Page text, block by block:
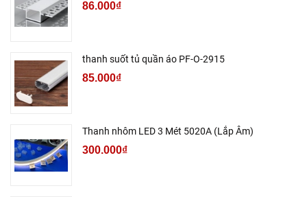
86.000₫
thanh suốt tủ quần áo PF-O-2915
85.000₫
Thanh nhôm LED 3 Mét 5020A (Lắp Âm)
300.000₫